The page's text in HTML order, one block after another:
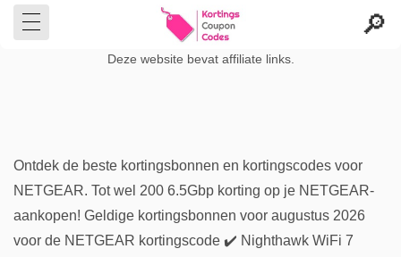
Deze website bevat affiliate links.
Ontdek de beste kortingsbonnen en kortingscodes voor
NETGEAR. Tot wel 200 6.5Gbp korting op je NETGEAR-
aankopen! Geldige kortingsbonnen voor augustus 2026
voor de NETGEAR kortingscode ✔️ Nighthawk WiFi 7